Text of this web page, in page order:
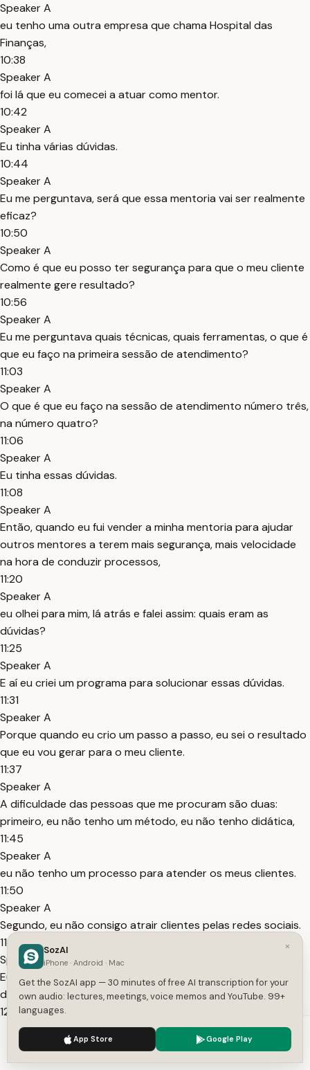
Speaker A
eu tenho uma outra empresa que chama Hospital das
Finanças,
10:38
Speaker A
foi lá que eu comecei a atuar como mentor.
10:42
Speaker A
Eu tinha várias dúvidas.
10:44
Speaker A
Eu me perguntava, será que essa mentoria vai ser realmente
eficaz?
10:50
Speaker A
Como é que eu posso ter segurança para que o meu cliente
realmente gere resultado?
10:56
Speaker A
Eu me perguntava quais técnicas, quais ferramentas, o que é
que eu faço na primeira sessão de atendimento?
11:03
Speaker A
O que é que eu faço na sessão de atendimento número três,
na número quatro?
11:06
Speaker A
Eu tinha essas dúvidas.
11:08
Speaker A
Então, quando eu fui vender a minha mentoria para ajudar
outros mentores a terem mais segurança, mais velocidade
na hora de conduzir processos,
11:20
Speaker A
eu olhei para mim, lá atrás e falei assim: quais eram as
dúvidas?
11:25
Speaker A
E aí eu criei um programa para solucionar essas dúvidas.
11:31
Speaker A
Porque quando eu crio um passo a passo, eu sei o resultado
que eu vou gerar para o meu cliente.
11:37
Speaker A
A dificuldade das pessoas que me procuram são duas:
primeiro, eu não tenho um método, eu não tenho didática,
11:45
Speaker A
eu não tenho um processo para atender os meus clientes.
11:50
Speaker A
Segundo, eu não consigo atrair clientes pelas redes sociais.
11:56
Speaker A
Eu não sei como usar os anúncios, como fazer marketing
digital para atrair clientes de mentoria.
12:01
Speaker A
Porque é uma coisa importante.
12:02
We use cookies to enhance your experience.
×
SozAI
iPhone · Android · Mac
Get the SozAI app — 30 minutes of free AI transcription for your
own audio: lectures, meetings, voice memos and YouTube. 99+
languages.
App Store Google Play